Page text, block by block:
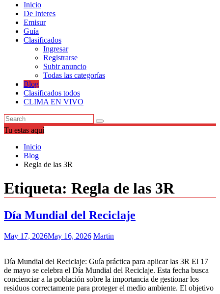
Inicio
De Interes
Emisur
Guía
Clasificados
Ingresar
Registrarse
Subir anuncio
Todas las categorías
Blog
Clasificados todos
CLIMA EN VIVO
Tu estas aquí
Inicio
Blog
Regla de las 3R
Etiqueta: Regla de las 3R
Día Mundial del Reciclaje
May 17, 2026May 16, 2026 Martin
Día Mundial del Reciclaje: Guía práctica para aplicar las 3R El 17
de mayo se celebra el Día Mundial del Reciclaje. Esta fecha busca
concienciar a la población sobre la importancia de gestionar los
residuos correctamente para proteger el medio ambiente. El objetivo